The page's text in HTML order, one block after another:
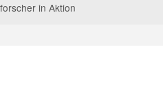
in Aktion